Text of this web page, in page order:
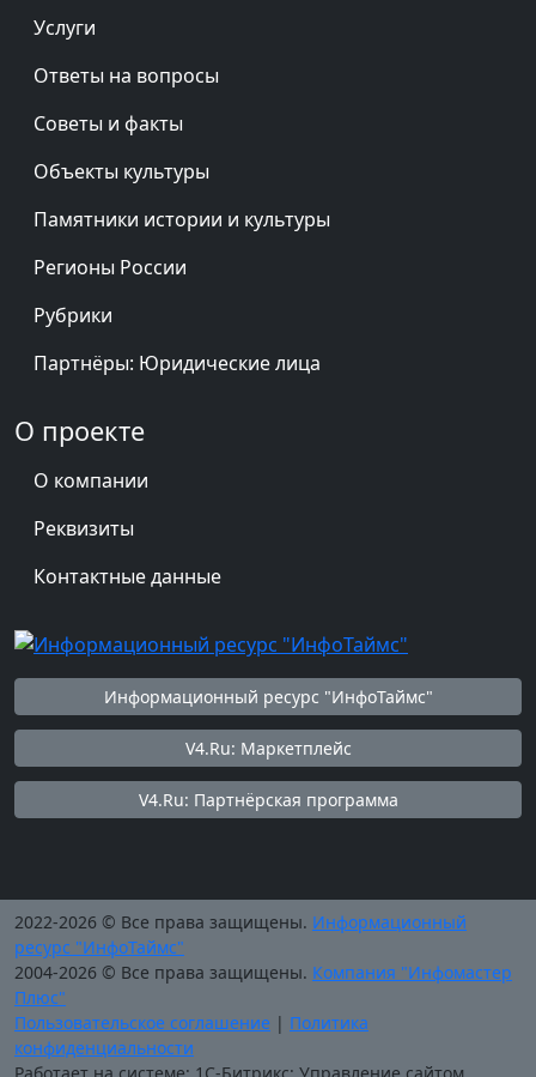
Услуги
Ответы на вопросы
Советы и факты
Объекты культуры
Памятники истории и культуры
Регионы России
Рубрики
Партнёры: Юридические лица
О проекте
О компании
Реквизиты
Контактные данные
Информационный ресурс "ИнфоТаймс"
V4.Ru: Маркетплейс
V4.Ru: Партнёрская программа
2022-2026 © Все права защищены. Информационный
ресурс "ИнфоТаймс"
2004-2026 © Все права защищены. Компания "Инфомастер
Плюс"
Пользовательское соглашение | Политика
конфиденциальности